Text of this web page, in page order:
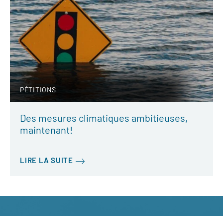
PÉTITIONS
Des mesures climatiques ambitieuses,
maintenant!
LIRE LA SUITE